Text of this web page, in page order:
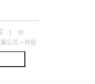
©
公司。保留